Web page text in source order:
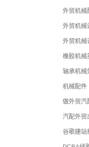
外贸机械
外贸机械
外贸机械
橡胶机械
轴承机械
机械配件
做外贸汽
汽配外贸
谷歌建站